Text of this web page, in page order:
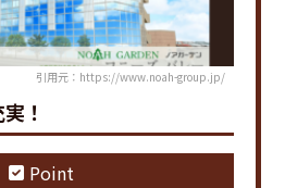
引用元：https://www.noah-group.jp/
！
Point